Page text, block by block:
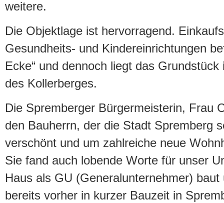
weitere.
Die Objektlage ist hervorragend.
Gesundheits- und Kindereinrichtungen
Ecke“ und dennoch liegt das
des Kollerberges.
Die Spremberger Bürgermeisterin, Frau
den Bauherrn, der die Stadt Spremberg
verschönt und um zahlreiche neue
Sie fand auch lobende Worte für unser
Haus als GU (Generalunternehmer)
bereits vorher in kurzer Bauzeit in